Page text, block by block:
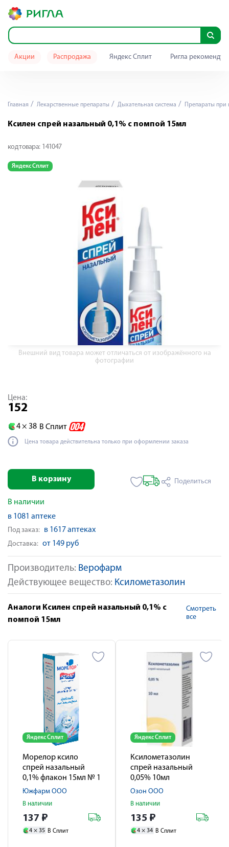
Акции Распродажа Яндекс Сплит Ригла
Главная Лекарственные препараты Дыхательная система Препараты при
Ксилен спрей назальный 0,1% с помпой 15мл
код товара: 141047
Яндекс Сплит
Внешний вид товара может отличаться от изображённого на
фотографии
Производитель: Верофарм
Действующее вещество: Ксилометазолин
Цена:
152
4 × 38 В Сплит
Цена товара действительна только при оформлении заказа
В корзину Поделиться
В наличии
в 1081 аптеке
Под заказ: в 1617 аптеках
Доставка: от 149 руб
Аналоги Ксилен спрей назальный 0,1% с
помпой 15мл
Смотреть
все
Яндекс Сплит
Морелор ксило
спрей назальный
0,1% флакон 15мл № 1
Южфарм ООО
В наличии
137 ₽
4 × 35 В Сплит
Яндекс Сплит
Ксилометазолин
спрей назальный
0,05% 10мл
Озон ООО
В наличии
135 ₽
4 × 34 В Сплит